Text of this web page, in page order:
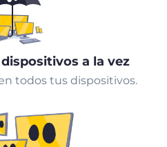
a la vez
todos tus dispositivos.